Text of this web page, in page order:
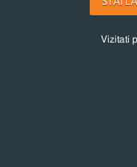
Vizitati